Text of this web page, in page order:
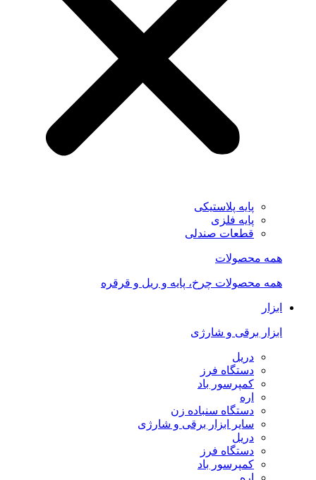
پایه پلاستیکی
پایه فلزی
قطعات صندلی
همه محصولات
همه محصولات چرخ، پایه و ریل و قرقره
ابزار
ابزار برقی و شارژی
دریل
دستگاه فرز
کمپرسور باد
اره
دستگاه سنباده زن
سایر ابزار برقی و شارژی
دریل
دستگاه فرز
کمپرسور باد
اره